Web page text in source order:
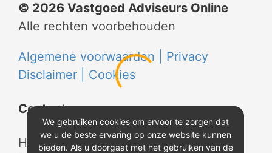
© 2026 Vastgoed Adviseurs Online
Alle rechten voorbehouden
Algemene voorwaarden | Privacy
Disclaimer | Cookies
Contact
Heeft u vragen? Neem tijdens
We gebruiken cookies om ervoor te zorgen dat
we u de beste ervaring op onze website kunnen
bieden. Als u doorgaat met het gebruiken van de